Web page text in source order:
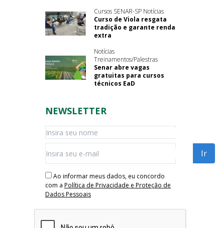
Cursos SENAR-SP Notícias
Curso de Viola resgata
tradição e garante renda
extra
Notícias
Treinamentos/Palestras
Senar abre vagas
gratuitas para cursos
técnicos EaD
NEWSLETTER
Ao informar meus dados, eu concordo
com a Política de Privacidade e Proteção de
Dados Pessoais